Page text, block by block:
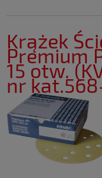
Krążek
Premium
15 otw.
nr